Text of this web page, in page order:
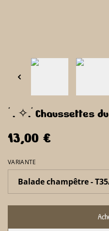
* . ✧.* Chaussettes
13,00 €
VARIANTE